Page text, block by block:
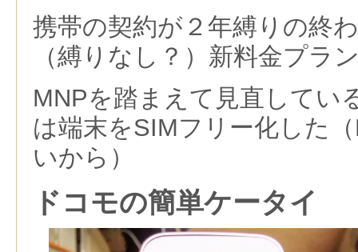
携帯の契約が２年縛りの終
（縛りなし？）新料金プラ
MNPを踏まえて見直してい
は端末をSIMフリー化した
いから）
ドコモの簡単ケータイ